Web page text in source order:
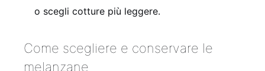
o scegli cotture più leggere.
Come scegliere e conservare le
melanzane